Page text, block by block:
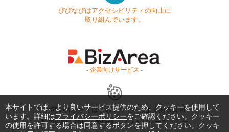
びびなびはアクセシビリティの向上に
取り組んでいます。
- 企業向けサービス -
お問い合わせ はじめてガイド
よくある質問
利用規約
商標・著作権 プライバシーポリシー
本サイトでは、より良いサービス提供のため、クッキーを使用して
います。詳細はプライバシーポリシーをご確認ください。クッキー
の使用を許可する場合は同意するボタンを押してください。クッキ